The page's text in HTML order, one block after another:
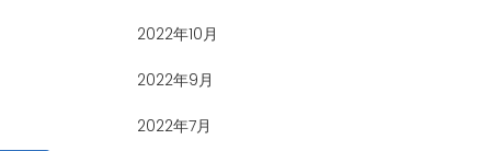
2022年10月
2022年9月
2022年7月